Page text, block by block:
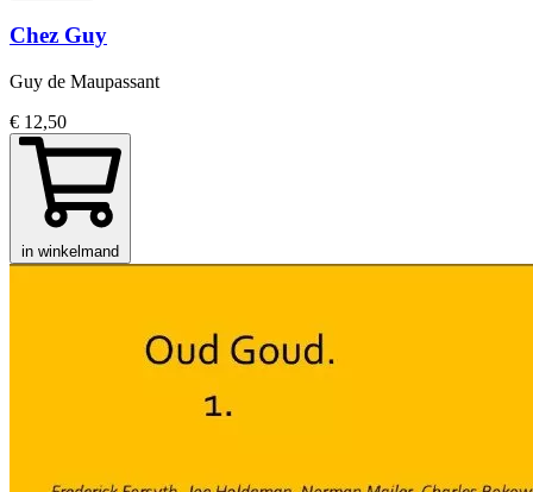
Chez Guy
Guy de Maupassant
€ 12,50
in winkelmand